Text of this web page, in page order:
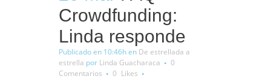
Crowdfunding:
Linda responde
Publicado en 10:46hen De estrellada a
estrella por Linda Guacharaca
0
Comentarios
0 Likes